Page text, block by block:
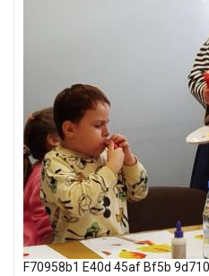
F70958b1 E40d 45af Bf5b